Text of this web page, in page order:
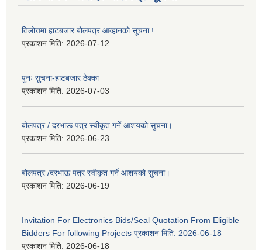
तिलोत्तमा हाटबजार बोलपत्र आव्हानको सूचना !
प्रकाशन मिति: 2026-07-12
पुनः सुचना-हाटबजार ठेक्का
प्रकाशन मिति: 2026-07-03
बोलपत्र / दरभाऊ पत्र स्वीकृत गर्ने आशयको सुचना।
प्रकाशन मिति: 2026-06-23
बोलपत्र /दरभाऊ पत्र स्वीकृत गर्ने आशयको सुचना।
प्रकाशन मिति: 2026-06-19
Invitation For Electronics Bids/Seal Quotation From Eligible
Bidders For following Projects प्रकाशन मिति: 2026-06-18
प्रकाशन मिति: 2026-06-18